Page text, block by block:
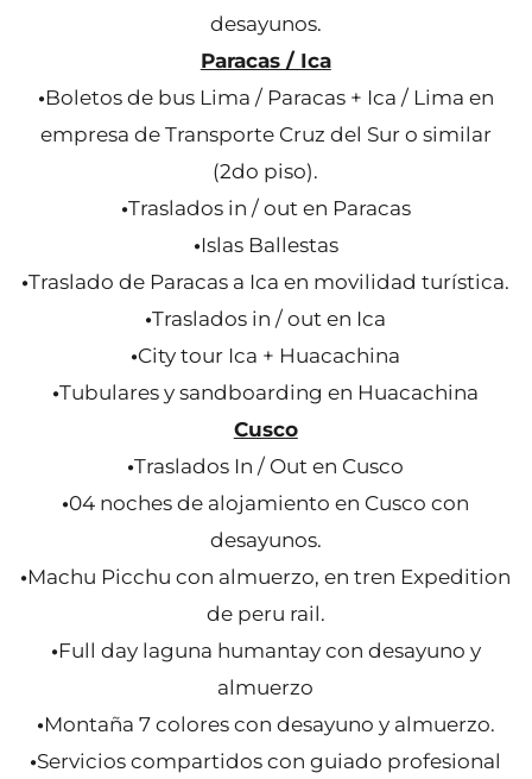
desayunos.
Paracas / Ica
•Boletos de bus Lima / Paracas + Ica / Lima en
empresa de Transporte Cruz del Sur o similar
(2do piso).
•Traslados in / out en Paracas
•Islas Ballestas
•Traslado de Paracas a Ica en movilidad turística.
•Traslados in / out en Ica
•City tour Ica + Huacachina
•Tubulares y sandboarding en Huacachina
Cusco
•Traslados In / Out en Cusco
•04 noches de alojamiento en Cusco con
desayunos.
•Machu Picchu con almuerzo, en tren Expedition
de peru rail.
•Full day laguna humantay con desayuno y
almuerzo
•Montaña 7 colores con desayuno y almuerzo.
•Servicios compartidos con guiado profesional